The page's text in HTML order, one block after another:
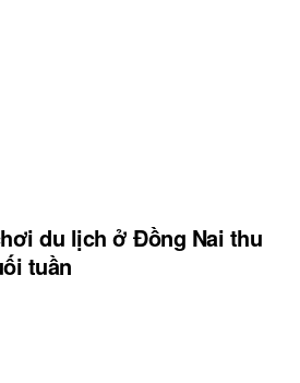
du lịch ở Đồng Nai thu
tuần